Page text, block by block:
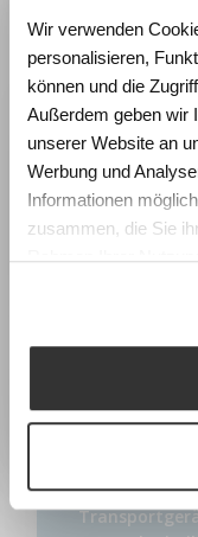
Wir verwenden
personalisieren,
können und die
Außerdem geben wir
unserer Website an
Werbung und
Informationen
zusammen, die Sie
Rahmen IhrerGarderoben
Lernen
Erleben Sie
Simulationen
Impulse für
Lernräume.
Mittwoch, 9.
Programm &
Earlybird-Preis